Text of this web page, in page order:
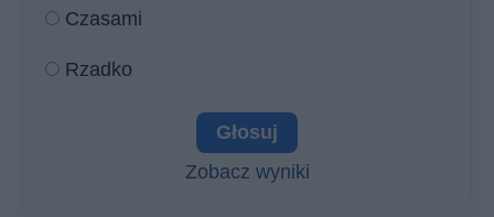
Czasami
Rzadko
Zobacz wyniki